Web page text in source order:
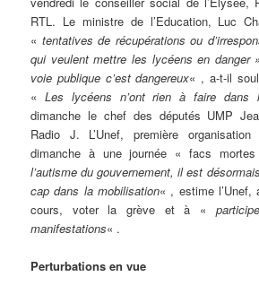
RTL. Le ministre de l’Education, Luc
« tentatives de récupérations ou
qui veulent mettre les lycéens en danger
voie publique c’est dangereux« , a-t-il
« Les lycéens n’ont rien à faire dans
dimanche le chef des députés UMP
Radio J. L’Unef, première
dimanche à une journée « facs
l’autisme du gouvernement, il est
cap dans la mobilisation« , estime l’Unef,
cours, voter la grève et à «
manifestations« .
Perturbations en vue